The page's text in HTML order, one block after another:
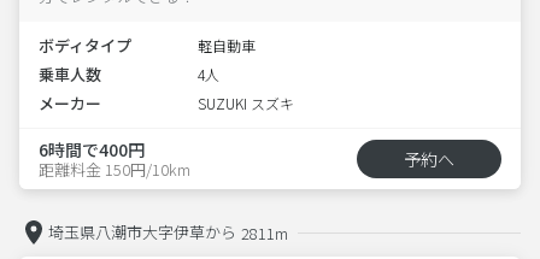
ボディタイプ 軽自動車
乗車人数 4人
メーカー SUZUKI スズキ
6時間で400円
距離料金 150円/10km 予約へ
埼玉県八潮市大字伊草から 2811m